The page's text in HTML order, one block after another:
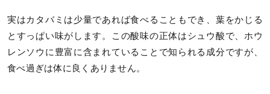
実はカタバミは少量であれば食べることもでき、葉をかじる
とすっぱい味がします。この酸味の正体はシュウ酸で、ホウ
レンソウに豊富に含まれていることで知られる成分ですが、
食べ過ぎは体に良くありません。